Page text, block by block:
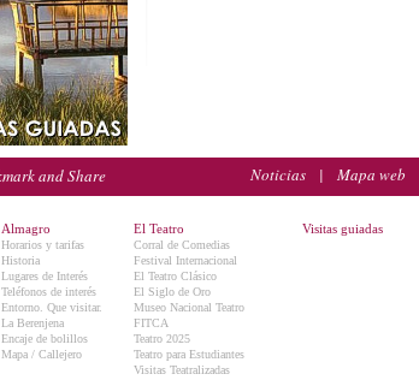
Noticias | Mapa web
Almagro
Horarios y tarifas
Historia
Lugares de Interés
Teléfonos de interés
Entorno. Que visitar.
La Berenjena
Encaje de bolillos
Mapa / Callejero
El Teatro
Corral de Comedias
Festival Internacional
El Teatro Clásico
El Siglo de Oro
Museo Nacional Teatro
FITCA
Teatro 2025
Teatro para Estudiantes
Visitas Teatralizadas
Visitas guiadas